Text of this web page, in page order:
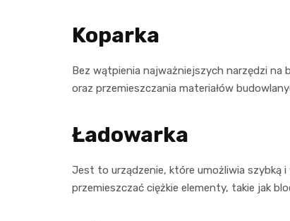
Koparka
Bez wątpienia najważniejszych narzędzi
oraz przemieszczania materiałów
Ładowarka
Jest to urządzenie, które umożliwia szybką
przemieszczać ciężkie elementy, takie jak